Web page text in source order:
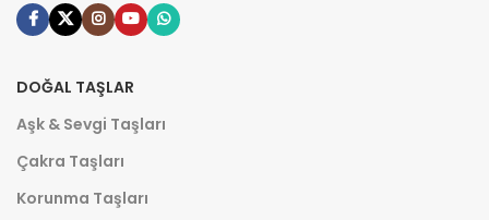
DOĞAL TAŞLAR
Aşk & Sevgi Taşları
Çakra Taşları
Korunma Taşları